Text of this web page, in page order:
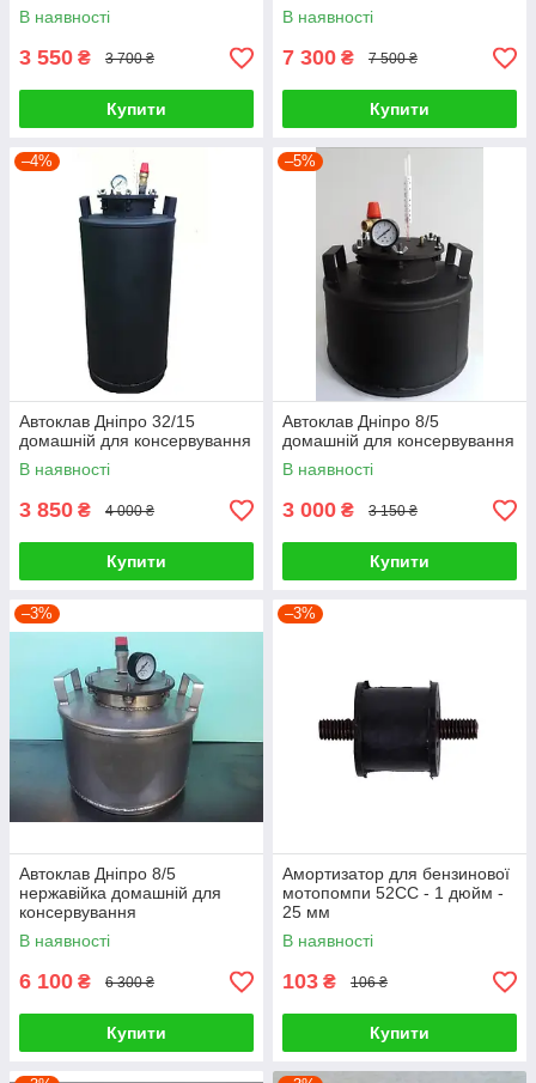
В наявності
3 550 ₴ 3 700 ₴
Купити
В наявності
7 300 ₴ 7 500 ₴
Купити
–4%
Автоклав Дніпро 32/15
домашній для консервування
В наявності
3 850 ₴ 4 000 ₴
Купити
–5%
Автоклав Дніпро 8/5
домашній для консервування
В наявності
3 000 ₴ 3 150 ₴
Купити
–3%
Автоклав Дніпро 8/5
нержавійка домашній для
консервування
В наявності
6 100 ₴ 6 300 ₴
Купити
–3%
Амортизатор для бензинової
мотопомпи 52СС - 1 дюйм -
25 мм
В наявності
103 ₴ 106 ₴
Купити